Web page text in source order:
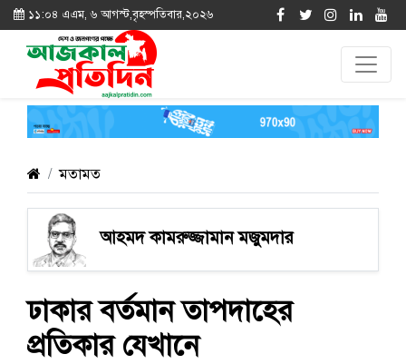
১১:০৪ এএম, ৬ আগস্ট,বৃহস্পতিবার,২০২৬
মতামত
আহমদ কামরুজ্জামান মজুমদার
ঢাকার বর্তমান তাপদাহের
প্রতিকার যেখানে